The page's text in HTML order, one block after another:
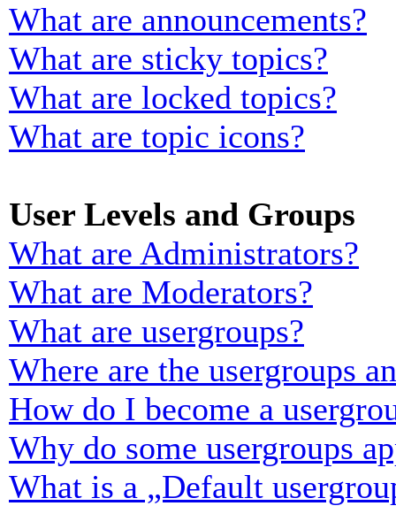
What are announcements?
What are sticky topics?
What are locked topics?
What are topic icons?
User Levels and Groups
What are Administrators?
What are Moderators?
What are usergroups?
Where are the usergroups
How do I become a
Why do some usergroups
What is a „Default